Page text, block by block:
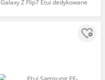
Galaxy Z Flip7 Etui dedykowane